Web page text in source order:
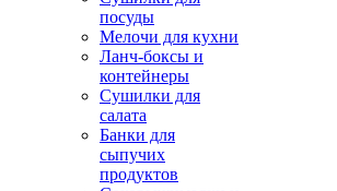
посуды
Мелочи для кухни
Ланч-боксы и
контейнеры
Сушилки для
салата
Банки для
сыпучих
продуктов